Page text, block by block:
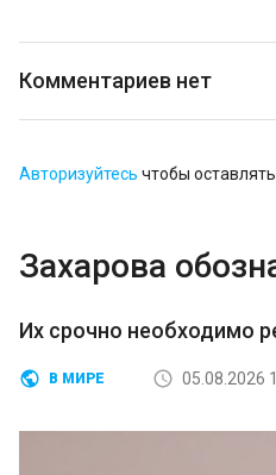
Комментариев нет
Авторизуйтесь чтобы
Захарова
Их срочно необходимо
В МИРЕ 05.08.2026